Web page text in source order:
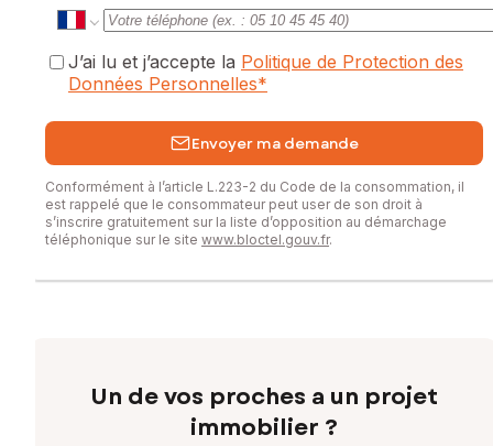
J’ai lu et j’accepte la Politique de Protection des
Données Personnelles*
Envoyer ma demande
Conformément à l’article L.223-2 du Code de la consommation, il
est rappelé que le consommateur peut user de son droit à
s’inscrire gratuitement sur la liste d’opposition au démarchage
téléphonique sur le site www.bloctel.gouv.fr.
Un de vos proches a un projet
immobilier ?